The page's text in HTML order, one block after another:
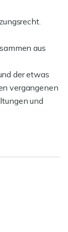
aus
der etwas
vergangenen
und